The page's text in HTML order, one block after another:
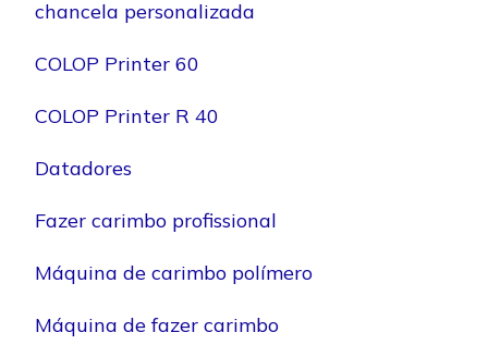
chancela personalizada
COLOP Printer 60
COLOP Printer R 40
Datadores
Fazer carimbo profissional
Máquina de carimbo polímero
Máquina de fazer carimbo